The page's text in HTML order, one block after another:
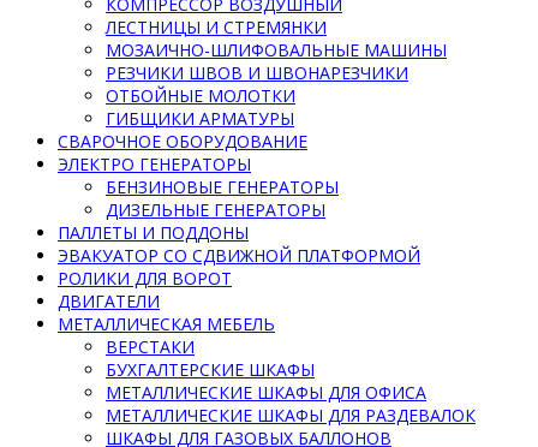
ЛЕСТНИЦЫ И СТРЕМЯНКИ
МОЗАИЧНО-ШЛИФОВАЛЬНЫЕ МАШИНЫ
РЕЗЧИКИ ШВОВ И ШВОНАРЕЗЧИКИ
ОТБОЙНЫЕ МОЛОТКИ
ГИБЩИКИ АРМАТУРЫ
СВАРОЧНОЕ ОБОРУДОВАНИЕ
ЭЛЕКТРО ГЕНЕРАТОРЫ
БЕНЗИНОВЫЕ ГЕНЕРАТОРЫ
ДИЗЕЛЬНЫЕ ГЕНЕРАТОРЫ
ПАЛЛЕТЫ И ПОДДОНЫ
ЭВАКУАТОР СО СДВИЖНОЙ ПЛАТФОРМОЙ
РОЛИКИ ДЛЯ ВОРОТ
ДВИГАТЕЛИ
МЕТАЛЛИЧЕСКАЯ МЕБЕЛЬ
ВЕРСТАКИ
БУХГАЛТЕРСКИЕ ШКАФЫ
МЕТАЛЛИЧЕСКИЕ ШКАФЫ ДЛЯ ОФИСА
МЕТАЛЛИЧЕСКИЕ ШКАФЫ ДЛЯ РАЗДЕВАЛОК
ШКАФЫ ДЛЯ ГАЗОВЫХ БАЛЛОНОВ